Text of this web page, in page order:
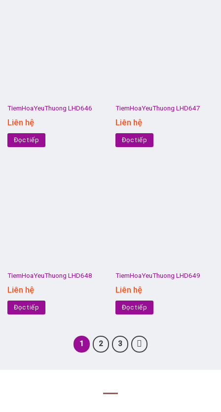
TiemHoaYeuThuong LHD646
Liên hệ
Đọc tiếp
TiemHoaYeuThuong LHD647
Liên hệ
Đọc tiếp
TiemHoaYeuThuong LHD648
Liên hệ
Đọc tiếp
TiemHoaYeuThuong LHD649
Liên hệ
Đọc tiếp
1 2 3